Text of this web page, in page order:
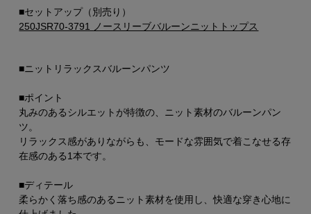
■セットアップ（別売り）
250JSR70-3791 ノースリーブバルーンニットトップス
■ニットリラックスバルーンパンツ
■ポイント
丸みのあるシルエットが特徴の、ニット素材のバルーンパン
ツ。
リラックス感がありながらも、モードな雰囲気で着こなせる存
在感のある1本です。
■ディテール
柔らかく落ち感のあるニット素材を使用し、快適な穿き心地に